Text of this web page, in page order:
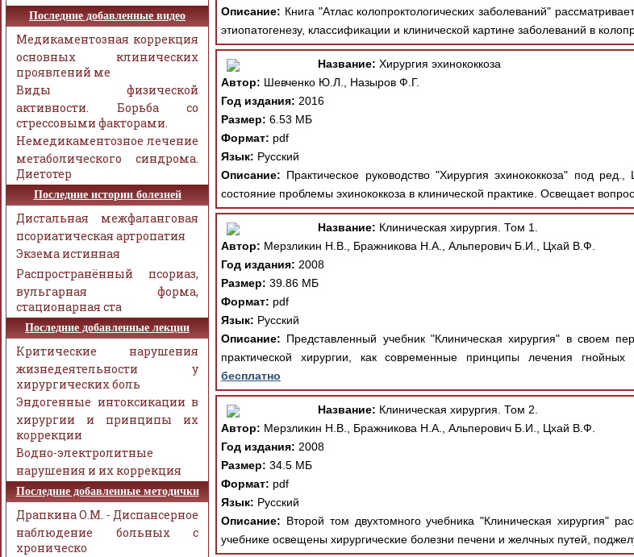
Описание: Книга "Атлас колопроктологических заболеваний"
этиопатогенезу, классификации и клинической картине заболеваний в
Название: Хирургия эхинококкоза
Автор: Шевченко Ю.Л., Назыров Ф.Г.
Год издания: 2016
Размер: 6.53 МБ
Формат: pdf
Язык: Русский
Описание: Практическое руководство "Хирургия эхинококкоза" под
состояние проблемы эхинококкоза в клинической практике. Освещает
Название: Клиническая хирургия. Том 1.
Автор: Мерзликин Н.В., Бражникова Н.А., Альперович Б.И., Цхай В.Ф.
Год издания: 2008
Размер: 39.86 МБ
Формат: pdf
Язык: Русский
Описание: Представленный учебник "Клиническая хирургия" в своем
практической хирургии, как современные принципы лечения
бесплатно
Название: Клиническая хирургия. Том 2.
Автор: Мерзликин Н.В., Бражникова Н.А., Альперович Б.И., Цхай В.Ф.
Год издания: 2008
Размер: 34.5 МБ
Формат: pdf
Язык: Русский
Описание: Второй том двухтомного учебника "Клиническая хирургия"
учебнике освещены хирургические болезни печени и желчных путей,
Последние добавленные видео
Медикаментозная коррекция
основных клинических
проявлений ме
Виды физической
активности. Борьба со
стрессовыми факторами.
Немедикаментозное лечение
метаболического синдрома.
Диетотер
Последние истории болезней
Дистальная межфаланговая
псориатическая артропатия
Экзема истинная
Распространённый псориаз,
вульгарная форма,
стационарная ста
Последние добавленные лекции
Критические нарушения
жизнедеятельности у
хирургических боль
Эндогенные интоксикации в
хирургии и принципы их
коррекции
Водно-электролитные
нарушения и их коррекция
Последние добавленные методички
Драпкина О.М. - Диспансерное
наблюдение больных с
хроническо